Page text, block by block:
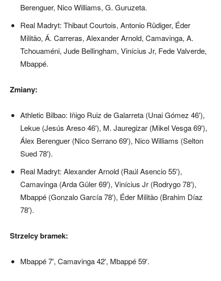
Berenguer, Nico Williams, G. Guruzeta.
Real Madryt: Thibaut Courtois, Antonio Rüdiger, Éder
Militão, Á. Carreras, Alexander Arnold, Camavinga, A.
Tchouaméni, Jude Bellingham, Vinícius Jr, Fede Valverde,
Mbappé.
Zmiany:
Athletic Bilbao: Iñigo Ruiz de Galarreta (Unai Gómez 46′),
Lekue (Jesús Areso 46′), M. Jauregizar (Mikel Vesga 69′),
Álex Berenguer (Nico Serrano 69′), Nico Williams (Selton
Sued 78′).
Real Madryt: Alexander Arnold (Raúl Asencio 55′),
Camavinga (Arda Güler 69′), Vinícius Jr (Rodrygo 78′),
Mbappé (Gonzalo García 78′), Éder Militão (Brahim Díaz
78′).
Strzelcy bramek:
Mbappé 7′, Camavinga 42′, Mbappé 59′.